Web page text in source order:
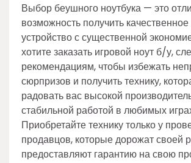
Выбор беушного ноутбука — это
возможность получить
устройство с существенной
хотите заказать игровой ноут б/у,
рекомендациям, чтобы избежать
сюрпризов и получить технику,
радовать вас высокой
стабильной работой в любимых
Приобретайте технику только у
продавцов, которые дорожат своей
предоставляют гарантию на свою